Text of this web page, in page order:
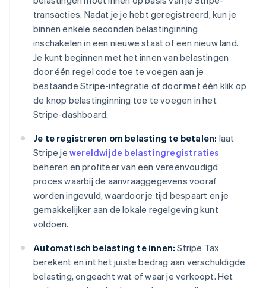
transacties. Nadat je je hebt geregistreerd, kun je
binnen enkele seconden belastinginning
inschakelen in een nieuwe staat of een nieuw land.
Je kunt beginnen met het innen van belastingen
door één regel code toe te voegen aan je
bestaande Stripe-integratie of door met één klik op
de knop belastinginning toe te voegen in het
Stripe-dashboard.
Je te registreren om belasting te betalen: laat
Stripe jewereldwijde belastingregistraties
beheren en profiteer van een vereenvoudigd
proces waarbij de aanvraaggegevens vooraf
worden ingevuld, waardoor je tijd bespaart en je
gemakkelijker aan de lokale regelgeving kunt
voldoen.
Automatisch belasting te innen: Stripe Tax
berekent en int het juiste bedrag aan verschuldigde
belasting, ongeacht wat of waar je verkoopt. Het